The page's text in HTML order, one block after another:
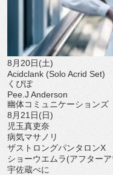
8月20日(土)
Acidclank (Solo Acrid Set)
くぴぽ
Pee.J Anderson
幽体コミュニケーションズ
8月21日(日)
児玉真吏奈
病気マサノリ
ザストロングパンタロンX
ショーウエムラ(アフター
宇佐蔵べに